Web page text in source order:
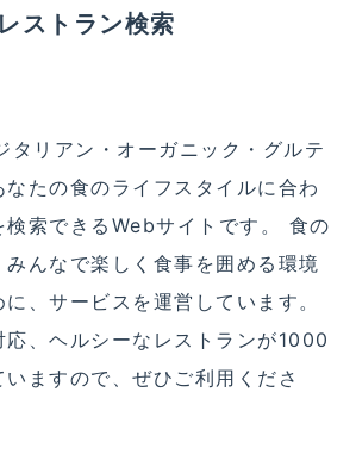
ストラン検索
リアン・オーガニック・グルテ
たの食のライフスタイルに合わ
検索できるWebサイトです。 食の
んなで楽しく食事を囲める環境
、サービスを運営しています。
応、ヘルシーなレストランが1000
ますので、ぜひご利用くださ